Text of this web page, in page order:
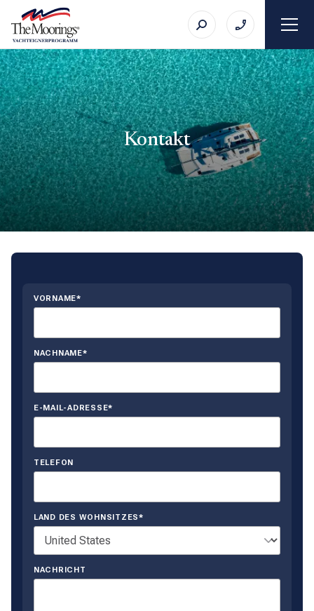
Kontakt
VORNAME*
NACHNAME*
E-MAIL-ADRESSE*
TELEFON
LAND DES WOHNSITZES*
NACHRICHT